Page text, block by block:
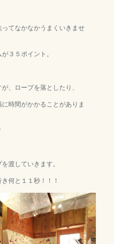
てなかなかうまくいきませ
３５ポイント。
、ロープを落としたり、
時間がかかることがありま
渡していきます。
何と１１秒！！！